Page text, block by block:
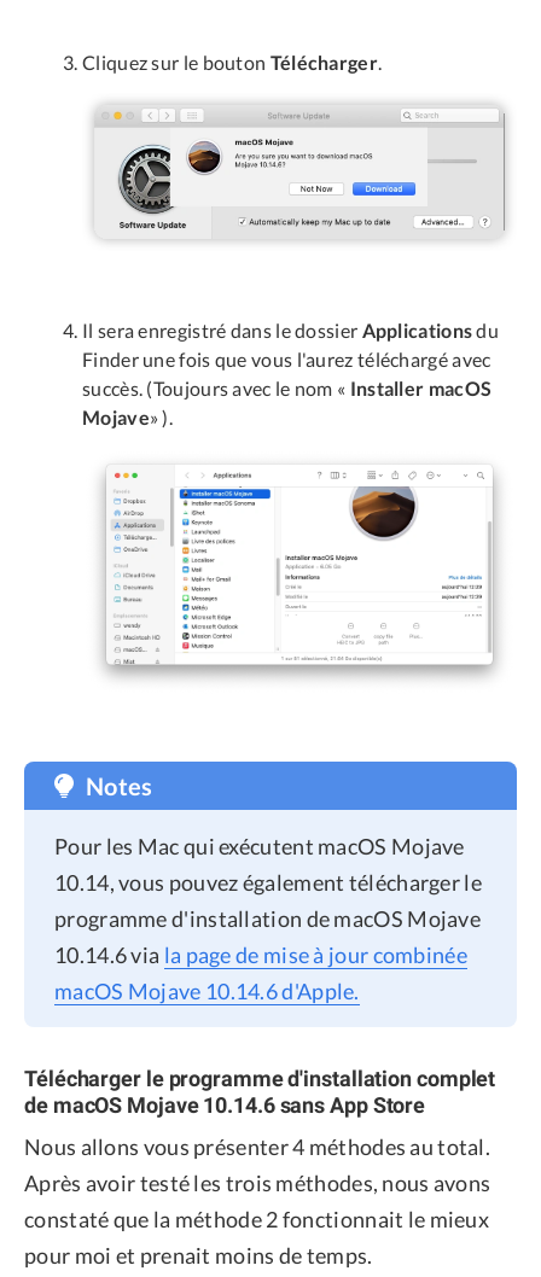
Cliquez sur le bouton Télécharger.
Il sera enregistré dans le dossier Applicationsdu
Finder une fois que vous l'aurez téléchargé avec
succès. (Toujours avec le nom « Installer macOS
Mojave» ).
Notes
Pour les Mac qui exécutent macOS Mojave
10.14, vous pouvez également télécharger le
programme d'installation de macOS Mojave
10.14.6 via la page de mise à jour combinée
macOS Mojave 10.14.6 d'Apple.
Télécharger le programme d'installation complet
de macOS Mojave 10.14.6 sans App Store
Nous allons vous présenter 4 méthodes au total.
Après avoir testé les trois méthodes, nous avons
constaté que la méthode 2 fonctionnait le mieux
pour moi et prenait moins de temps.